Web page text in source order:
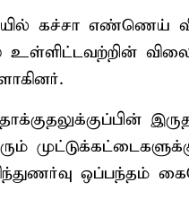
கச்சா எண்ணெய்
விலை
ஒப்பந்தம்